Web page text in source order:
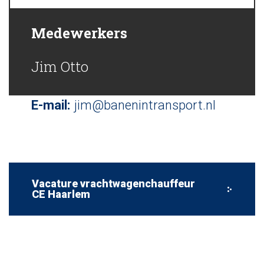
Medewerkers
Jim Otto
E-mail: jim@banenintransport.nl
Vacature vrachtwagenchauffeur
CE Haarlem